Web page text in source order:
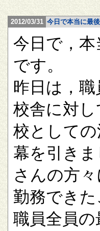
2012/03/31 今日で本当に最後
今日で，
です。
昨日は，
校舎に対
校としての
幕を引き
さんの方
勤務できた
職員全員